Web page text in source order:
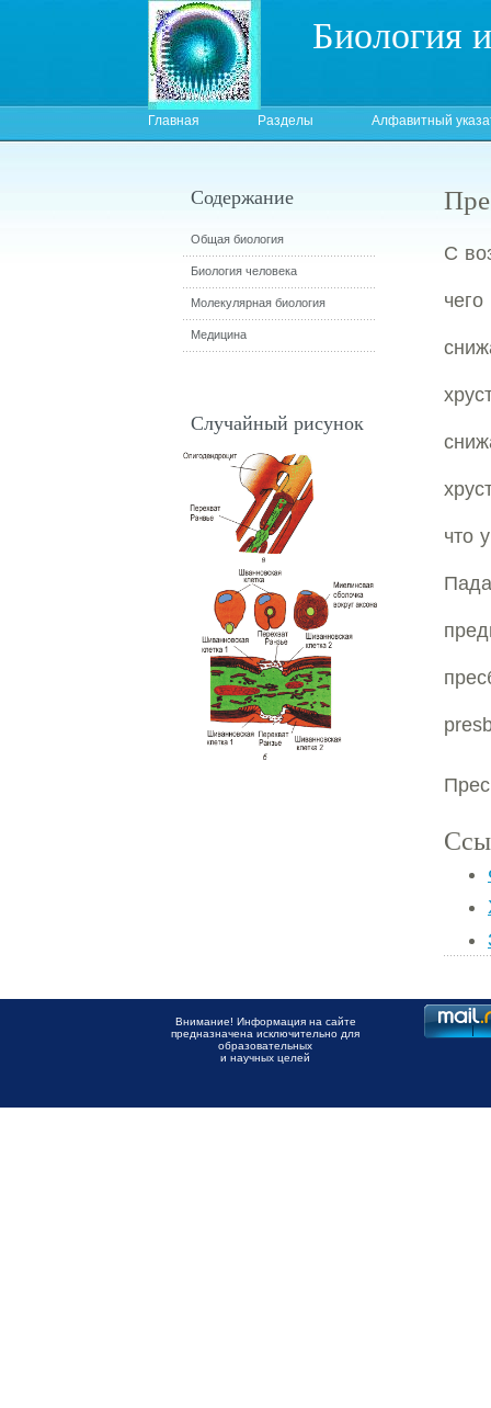
Биология
Главная Разделы Алфавитный
С
что
Содержание
Общая биология
Биология человека
Молекулярная биология
Медицина
Случайный рисунок
Внимание! Информация на сайте
предназначена исключительно для
образовательных
и научных целей